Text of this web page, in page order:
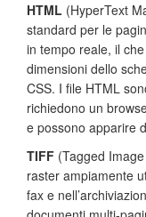
HTML (HyperText
standard per le
in tempo reale, il
dimensioni dello
CSS. I file HTML
richiedono un
e possono apparire
TIFF (Tagged
raster ampiamente
fax e